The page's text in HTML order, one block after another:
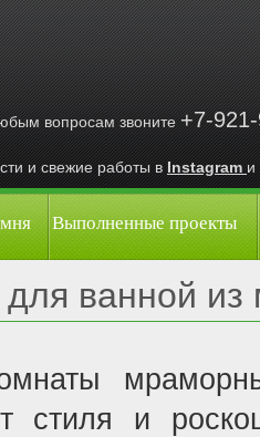
вопросам звоните+7-
и свежие работы в Instagram и
Выполненные проекты
ванной из
стиля и